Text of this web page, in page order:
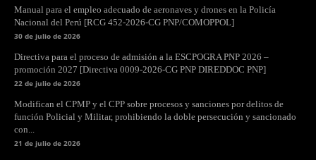
Manual para el empleo adecuado de aeronaves y drones en la Policía
Nacional del Perú [RCG 452-2026-CG PNP/COMOPPOL]
30 de julio de 2026
Directiva para el proceso de admisión a la ESCPOGRA PNP 2026 –
promoción 2027 [Directiva 0009-2026-CG PNP DIREDDOC PNP]
22 de julio de 2026
Modifican el CPMP y el CPP sobre procesos y sanciones por delitos de
función Policial y Militar, prohibiendo la doble persecución y sancionado
con...
21 de julio de 2026